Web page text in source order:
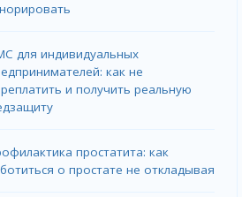
для индивидуальных
как не
и получить реальную
простатита: как
о простате не откладывая